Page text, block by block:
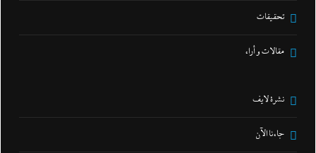
تحقيقات
مقالات و أراء
نشرة لايف
جاءنا الآن